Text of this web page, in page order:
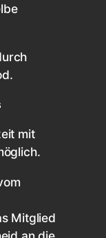
mit
Mitglied